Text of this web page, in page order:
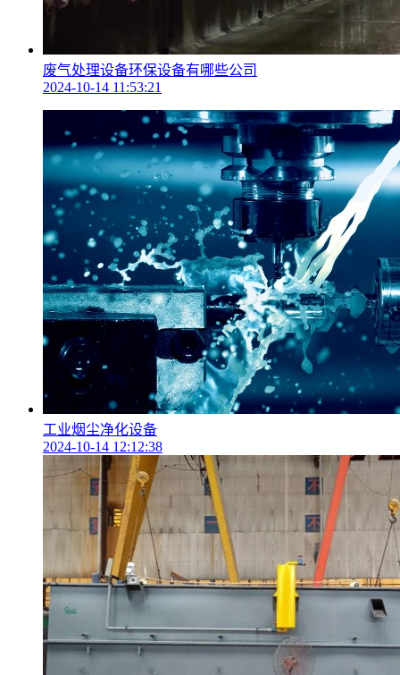
废气处理设备环保设备有哪些公司
2024-10-14 11:53:21
工业烟尘净化设备
2024-10-14 12:12:38